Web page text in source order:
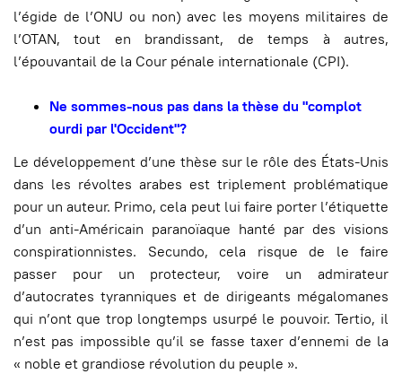
l’égide de l’ONU ou non) avec les moyens militaires de
l’OTAN, tout en brandissant, de temps à autres,
l’épouvantail de la Cour pénale internationale (CPI).
Ne sommes-nous pas dans la thèse du "complot
ourdi par l'Occident"?
Le développement d’une thèse sur le rôle des États-Unis
dans les révoltes arabes est triplement problématique
pour un auteur. Primo, cela peut lui faire porter l’étiquette
d’un anti-Américain paranoïaque hanté par des visions
conspirationnistes. Secundo, cela risque de le faire
passer pour un protecteur, voire un admirateur
d’autocrates tyranniques et de dirigeants mégalomanes
qui n’ont que trop longtemps usurpé le pouvoir. Tertio, il
n’est pas impossible qu’il se fasse taxer d’ennemi de la
« noble et grandiose révolution du peuple ».